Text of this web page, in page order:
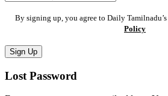
By signing up, you agree to Daily Tamilnadu’s
Policy
Sign Up
Lost Password